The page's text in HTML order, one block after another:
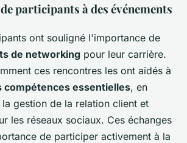
participants à des événements
ont souligné l'importance de
de networking pour leur carrière.
ces rencontres les ont aidés à
compétences essentielles, en
gestion de la relation client et
les réseaux sociaux. Ces échanges
de participer activement à la